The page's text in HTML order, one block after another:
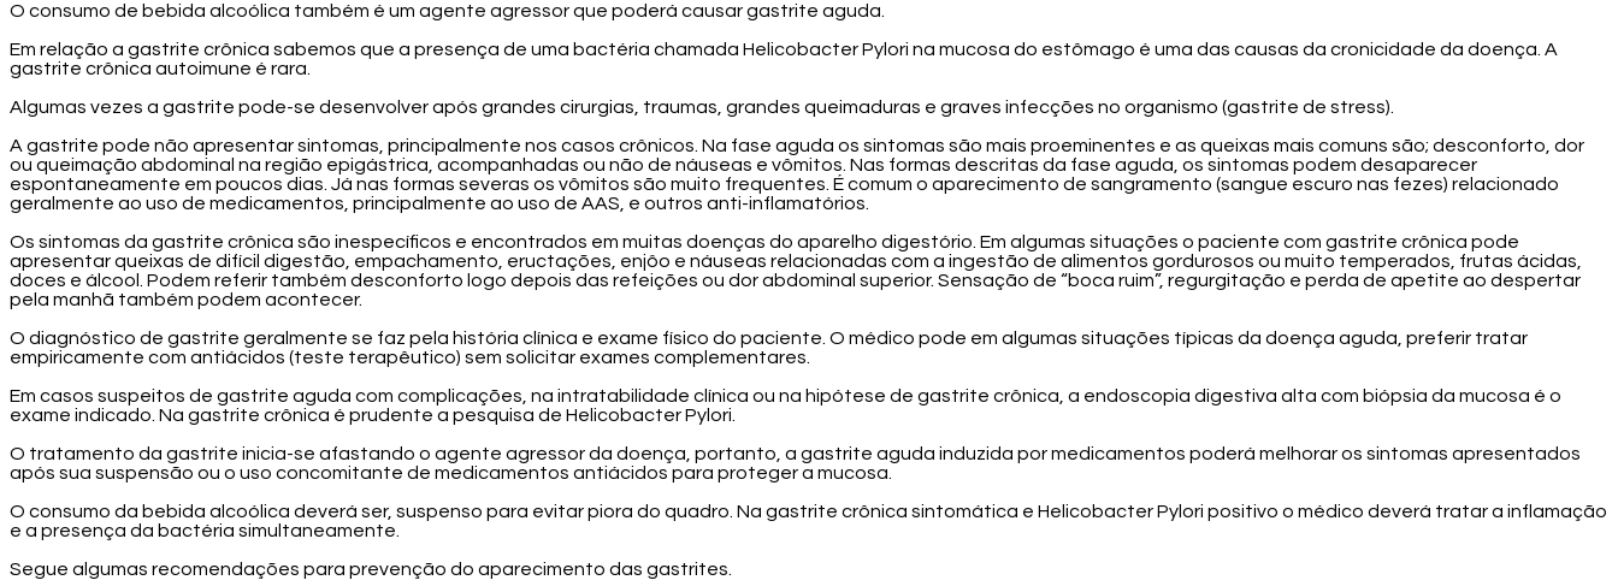
O consumo de bebida alcoólica também é um agente agressor que poderá causar gastrite aguda.
Em relação a gastrite crônica sabemos que a presença de uma bactéria chamada Helicobacter Pylori na mucosa do estômago é uma das causas da cronicidade da doença. A
gastrite crônica autoimune é rara.
Algumas vezes a gastrite pode-se desenvolver após grandes cirurgias, traumas, grandes queimaduras e graves infecções no organismo (gastrite de stress).
A gastrite pode não apresentar sintomas, principalmente nos casos crônicos. Na fase aguda os sintomas são mais proeminentes e as queixas mais comuns são; desconforto, dor
ou queimação abdominal na região epigástrica, acompanhadas ou não de náuseas e vômitos. Nas formas descritas da fase aguda, os sintomas podem desaparecer
espontaneamente em poucos dias. Já nas formas severas os vômitos são muito frequentes. É comum o aparecimento de sangramento (sangue escuro nas fezes) relacionado
geralmente ao uso de medicamentos, principalmente ao uso de AAS, e outros anti-inflamatórios.
Os sintomas da gastrite crônica são inespecíficos e encontrados em muitas doenças do aparelho digestório. Em algumas situações o paciente com gastrite crônica pode
apresentar queixas de difícil digestão, empachamento, eructações, enjôo e náuseas relacionadas com a ingestão de alimentos gordurosos ou muito temperados, frutas ácidas,
doces e álcool. Podem referir também desconforto logo depois das refeições ou dor abdominal superior. Sensação de “boca ruim”, regurgitação e perda de apetite ao despertar
pela manhã também podem acontecer.
O diagnóstico de gastrite geralmente se faz pela história clínica e exame físico do paciente. O médico pode em algumas situações típicas da doença aguda, preferir tratar
empiricamente com antiácidos (teste terapêutico) sem solicitar exames complementares.
Em casos suspeitos de gastrite aguda com complicações, na intratabilidade clínica ou na hipótese de gastrite crônica, a endoscopia digestiva alta com biópsia da mucosa é o
exame indicado. Na gastrite crônica é prudente a pesquisa de Helicobacter Pylori.
O tratamento da gastrite inicia-se afastando o agente agressor da doença, portanto, a gastrite aguda induzida por medicamentos poderá melhorar os sintomas apresentados
após sua suspensão ou o uso concomitante de medicamentos antiácidos para proteger a mucosa.
O consumo da bebida alcoólica deverá ser, suspenso para evitar piora do quadro. Na gastrite crônica sintomática e Helicobacter Pylori positivo o médico deverá tratar a inflamação
e a presença da bactéria simultaneamente.
Segue algumas recomendações para prevenção do aparecimento das gastrites.